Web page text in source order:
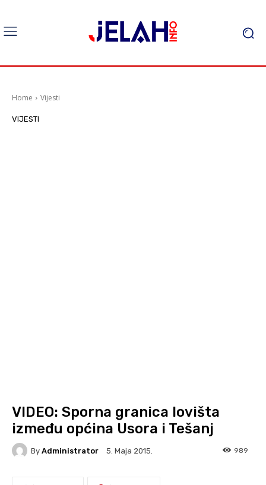
Home Vijesti
VIJESTI
VIDEO: Sporna granica lovišta
između općina Usora i Tešanj
By Administrator 5. Maja 2015. 989